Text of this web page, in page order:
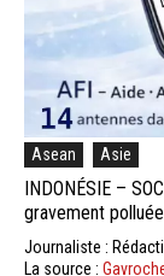
Asean Asie
INDONÉSIE –
gravement
Journaliste :
La source :